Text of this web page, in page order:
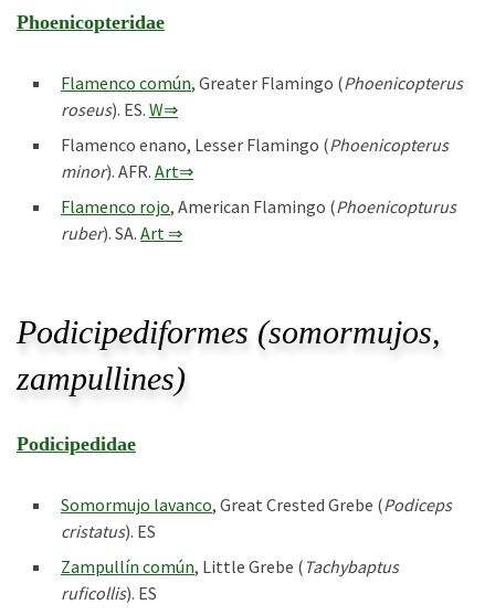
Phoenicopteridae
Flamenco común, Greater Flamingo (Phoenicopterus
roseus). ES. W⇒
Flamenco enano, Lesser Flamingo (Phoenicopterus
minor). AFR. Art⇒
Flamenco rojo, American Flamingo (Phoenicopturus
ruber). SA. Art ⇒
Podicipediformes (somormujos,
zampullines)
Podicipedidae
Somormujo lavanco, Great Crested Grebe (Podiceps
cristatus). ES
Zampullín común, Little Grebe ( Tachybaptus
ruficollis). ES